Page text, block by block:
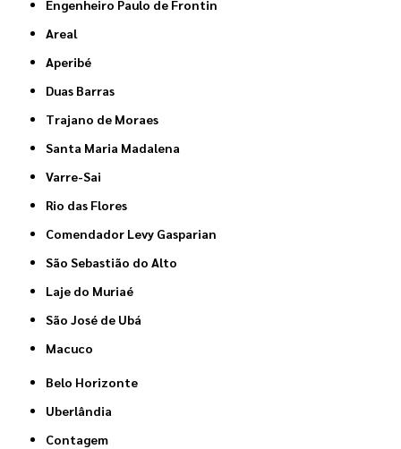
Engenheiro Paulo de Frontin
Areal
Aperibé
Duas Barras
Trajano de Moraes
Santa Maria Madalena
Varre-Sai
Rio das Flores
Comendador Levy Gasparian
São Sebastião do Alto
Laje do Muriaé
São José de Ubá
Macuco
Belo Horizonte
Uberlândia
Contagem